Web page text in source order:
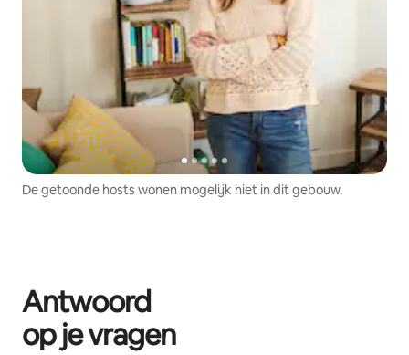
De getoonde hosts wonen mogelijk niet in dit gebouw.
Antwoord
op je vragen